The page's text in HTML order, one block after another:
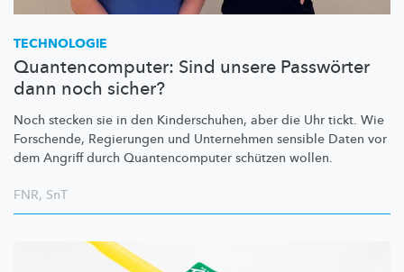
TECHNOLOGIE
Quantencomputer: Sind unsere Passwörter
dann noch sicher?
Noch stecken sie in den Kinderschuhen, aber die Uhr tickt. Wie
Forschende, Regierungen und Unternehmen sensible Daten vor
dem Angriff durch Quantencomputer schützen wollen.
FNR, SnT